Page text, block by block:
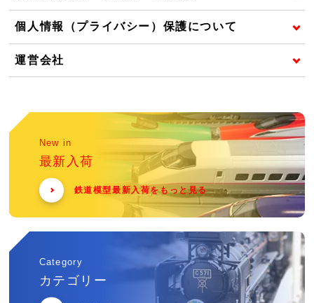
個人情報（プライバシー）保護について
運営会社
New in
最新入荷
鉄道模型最新入荷をもっと見る
Category
カテゴリー